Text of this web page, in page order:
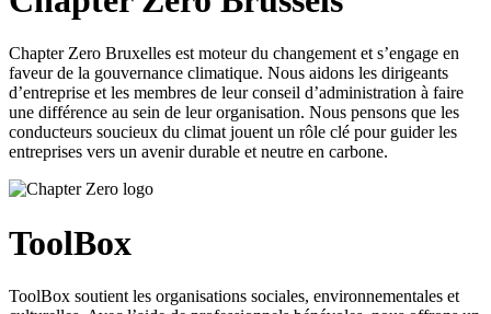
Chapter Zero Bruxelles est moteur du changement et s’engage en
faveur de la gouvernance climatique. Nous aidons les dirigeants
d’entreprise et les membres de leur conseil d’administration à faire
une différence au sein de leur organisation. Nous pensons que les
conducteurs soucieux du climat jouent un rôle clé pour guider les
entreprises vers un avenir durable et neutre en carbone.
ToolBox
ToolBox soutient les organisations sociales, environnementales et